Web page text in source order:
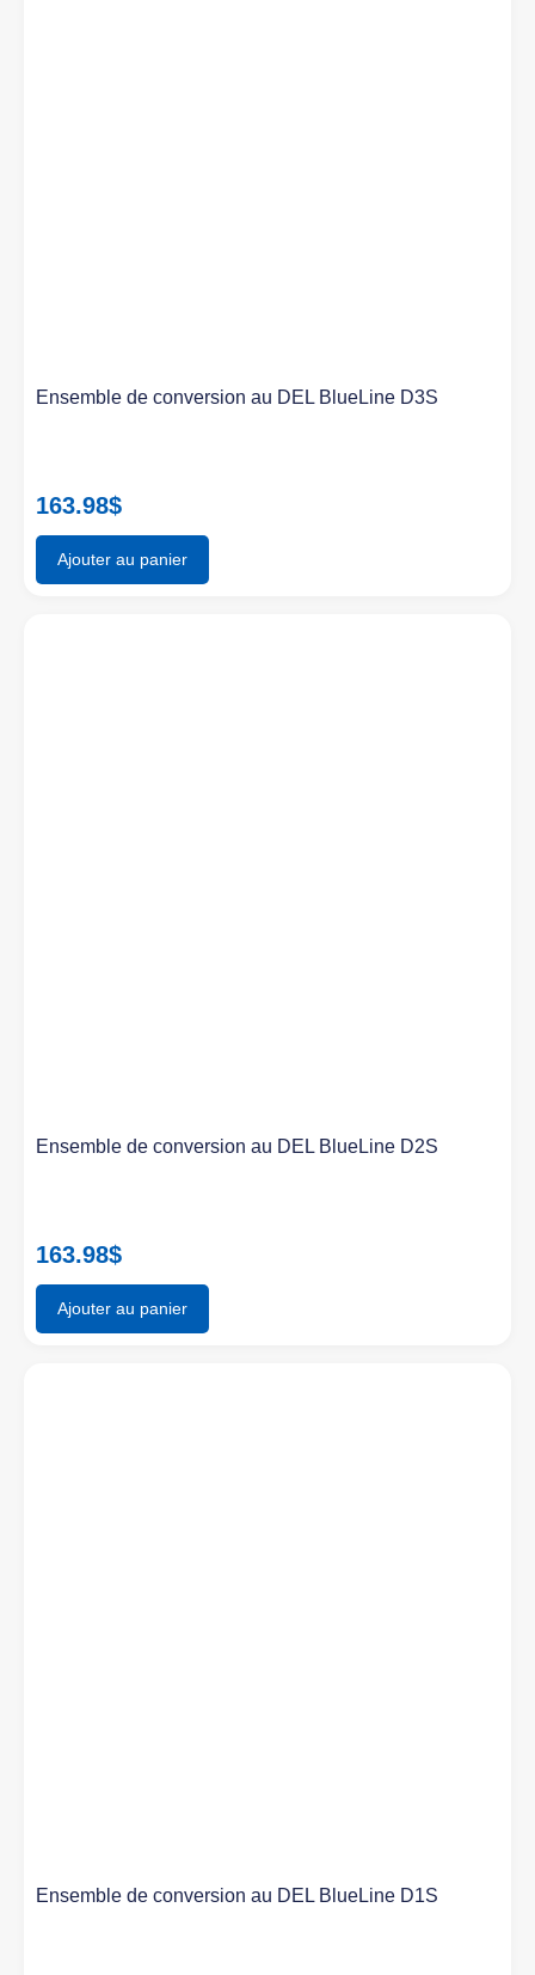
Ensemble de conversion au DEL BlueLine D3S
163.98$
Ajouter au panier
Ensemble de conversion au DEL BlueLine D2S
163.98$
Ajouter au panier
Ensemble de conversion au DEL BlueLine D1S